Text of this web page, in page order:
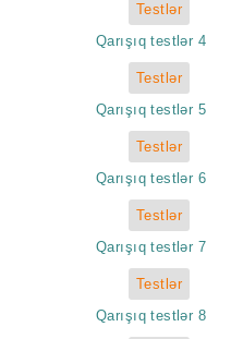
Testlər
Qarışıq testlər 4
Testlər
Qarışıq testlər 5
Testlər
Qarışıq testlər 6
Testlər
Qarışıq testlər 7
Testlər
Qarışıq testlər 8